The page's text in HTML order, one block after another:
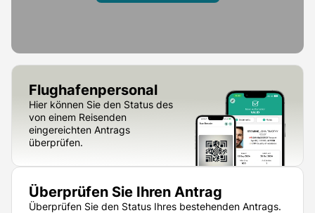
Flughafenpersonal
Hier können Sie den Status des
von einem Reisenden
eingereichten Antrags
überprüfen.
Überprüfen Sie Ihren Antrag
Überprüfen Sie den Status Ihres bestehenden Antrags.